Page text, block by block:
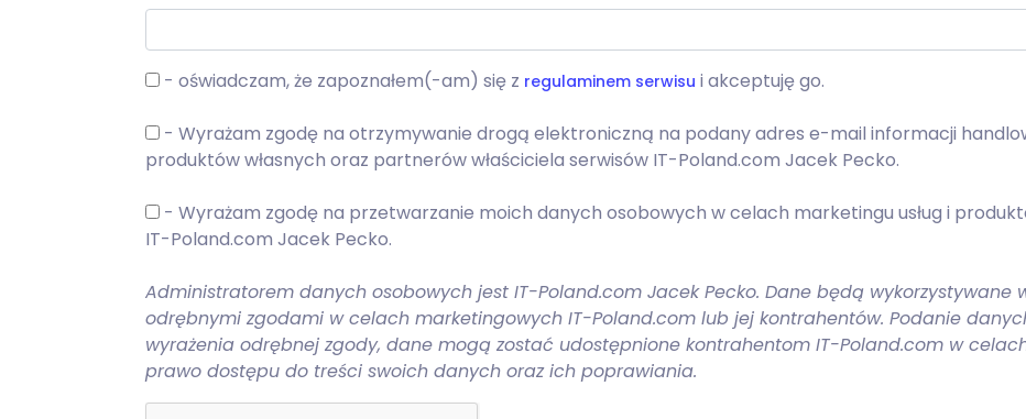
- oświadczam, że zapoznałem(-am) się z regulaminem serwisu i akceptuję go.
- Wyrażam zgodę na otrzymywanie drogą elektroniczną na podany adres e-mail informacji
produktów własnych oraz partnerów właściciela serwisów IT-Poland.com Jacek Pecko.
- Wyrażam zgodę na przetwarzanie moich danych osobowych w celach marketingu usług i
IT-Poland.com Jacek Pecko.
Administratorem danych osobowych jest IT-Poland.com Jacek Pecko. Dane będą wykorzystywane
odrębnymi zgodami w celach marketingowych IT-Poland.com lub jej kontrahentów. Podanie
wyrażenia odrębnej zgody, dane mogą zostać udostępnione kontrahentom IT-Poland.com w
prawo dostępu do treści swoich danych oraz ich poprawiania.